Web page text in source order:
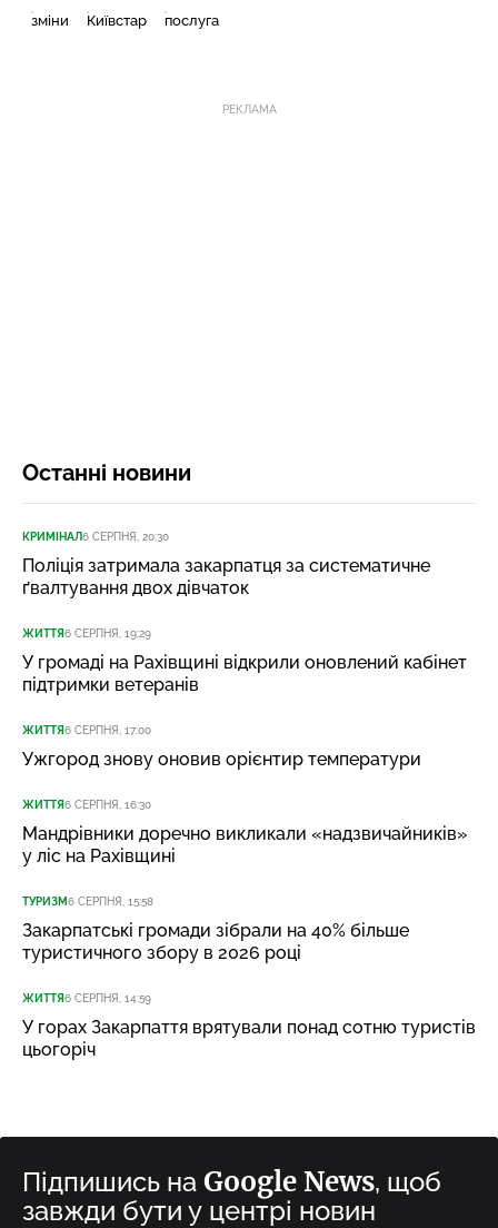
зміни Київстар послуга
РЕКЛАМА
Останні новини
КРИМІНАЛ6 СЕРПНЯ, 20:30
Поліція затримала закарпатця за систематичне
ґвалтування двох дівчаток
ЖИТТЯ6 СЕРПНЯ, 19:29
У громаді на Рахівщині відкрили оновлений кабінет
підтримки ветеранів
ЖИТТЯ6 СЕРПНЯ, 17:00
Ужгород знову оновив орієнтир температури
ЖИТТЯ6 СЕРПНЯ, 16:30
Мандрівники доречно викликали «надзвичайників»
у ліс на Рахівщині
ТУРИЗМ6 СЕРПНЯ, 15:58
Закарпатські громади зібрали на 40% більше
туристичного збору в 2026 році
ЖИТТЯ6 СЕРПНЯ, 14:59
У горах Закарпаття врятували понад сотню туристів
цьогоріч
Підпишись на Google News, щоб
завжди бути у центрі новин